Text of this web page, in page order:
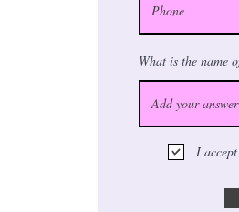
What is the name
I accept